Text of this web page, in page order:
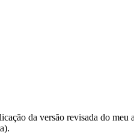
da versão revisada do